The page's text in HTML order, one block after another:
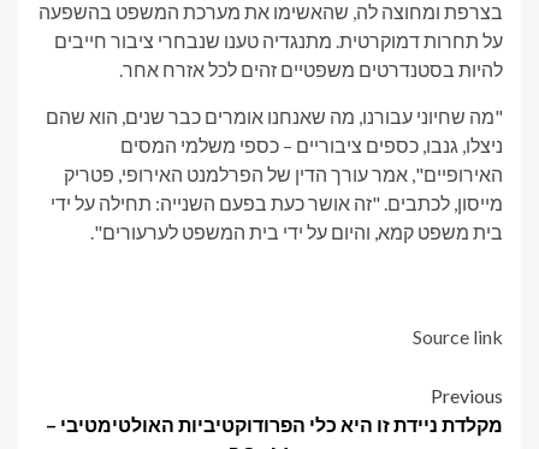
בצרפת ומחוצה לה, שהאשימו את מערכת המשפט בהשפעה
על תחרות דמוקרטית. מתנגדיה טענו שנבחרי ציבור חייבים
להיות בסטנדרטים משפטיים זהים לכל אזרח אחר.
"מה שחיוני עבורנו, מה שאנחנו אומרים כבר שנים, הוא שהם
ניצלו, גנבו, כספים ציבוריים – כספי משלמי המסים
האירופיים", אמר עורך הדין של הפרלמנט האירופי, פטריק
מייסון, לכתבים. "זה אושר כעת בפעם השנייה: תחילה על ידי
בית משפט קמא, והיום על ידי בית המשפט לערעורים".
Source link
Post
Previous
מקלדת ניידת זו היא כלי הפרודוקטיביות האולטימטיבי –